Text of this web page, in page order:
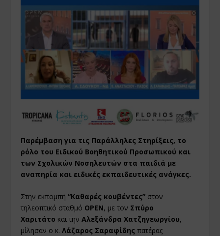
Παρέμβαση για τις Παράλληλες Στηρίξεις, το
ρόλο του Ειδικού Βοηθητικού Προσωπικού και
των Σχολικών Νοσηλευτών στα παιδιά με
αναπηρία και ειδικές εκπαιδευτικές ανάγκες.
Στην εκπομπή“Καθαρές κουβέντες” στον
τηλεοπτικό σταθμό OPEN, με τον Σπύρο
Χαριτάτο και τηνΑλεξάνδρα Χατζηγεωργίου,
μίλησαν ο κ.Λάζαρος Σαραφίδης πατέρας